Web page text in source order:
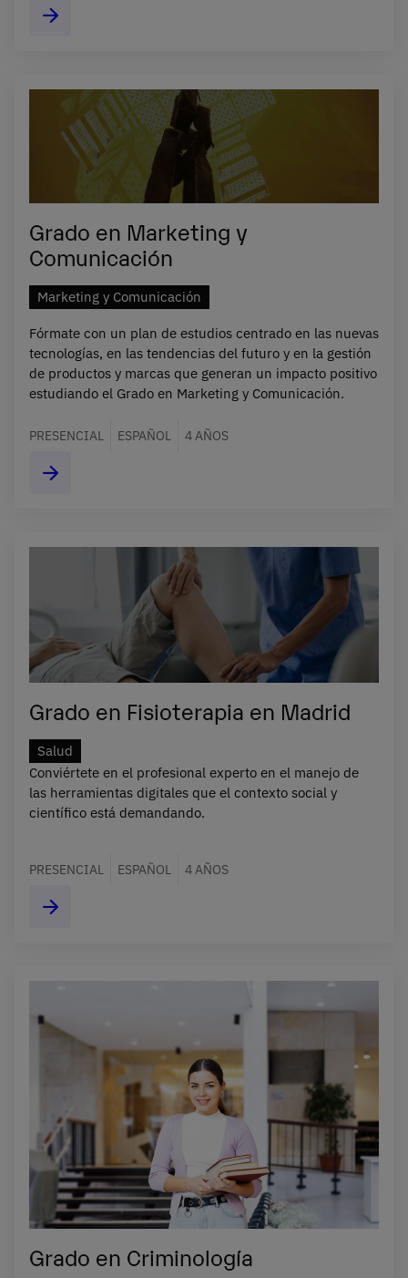
Grado en Marketing y
Comunicación
Marketing y Comunicación
Fórmate con un plan de estudios centrado en las nuevas
tecnologías, en las tendencias del futuro y en la gestión
de productos y marcas que generan un impacto positivo
estudiando el Grado en Marketing y Comunicación.
PRESENCIAL ESPAÑOL 4 AÑOS
Grado en Fisioterapia en Madrid
Salud
Conviértete en el profesional experto en el manejo de
las herramientas digitales que el contexto social y
científico está demandando.
PRESENCIAL ESPAÑOL 4 AÑOS
Grado en Criminología